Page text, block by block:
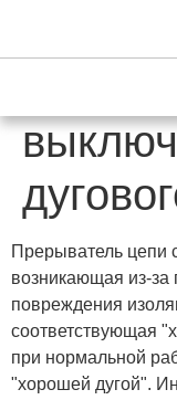
что
Прерыватель цепи
возникающая из-за
повреждения
соответствующая
при нормальной
"хорошей дугой".